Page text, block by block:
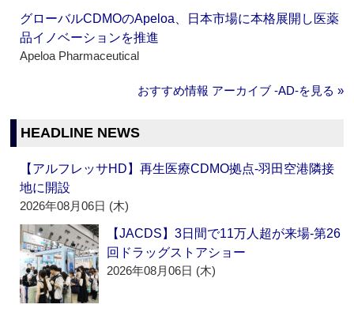
グローバルCDMOのApeloa、日本市場に本格展開し医薬
品イノベーションを推進
Apeloa Pharmaceutical
おすすめ情報 アーカイブ ‐AD‐を見る »
HEADLINE NEWS
【アルフレッサHD】再生医療CDMO拠点‐羽田空港隣接
地に開設
2026年08月06日 (木)
【JACDS】3日間で11万人超が来場‐第26
回ドラッグストアショー
2026年08月06日 (木)